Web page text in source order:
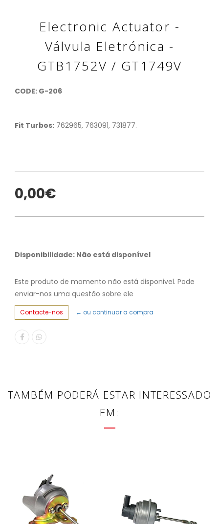
Electronic Actuator -
Válvula Eletrónica -
GTB1752V / GT1749V
CODE: G-206
Fit Turbos: 762965, 763091, 731877.
0,00€
Disponibilidade: Não está disponível
Este produto de momento não está disponivel. Pode
enviar-nos uma questão sobre ele
Contacte-nos ← ou continuar a compra
TAMBÉM PODERÁ ESTAR INTERESSADO
EM: